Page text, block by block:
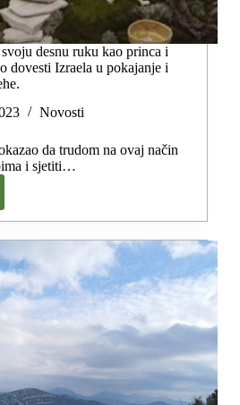
desnu ruku kao princa i
dovesti Izraela u pokajanje i
Novosti
da trudom na ovaj način
i sjetiti…